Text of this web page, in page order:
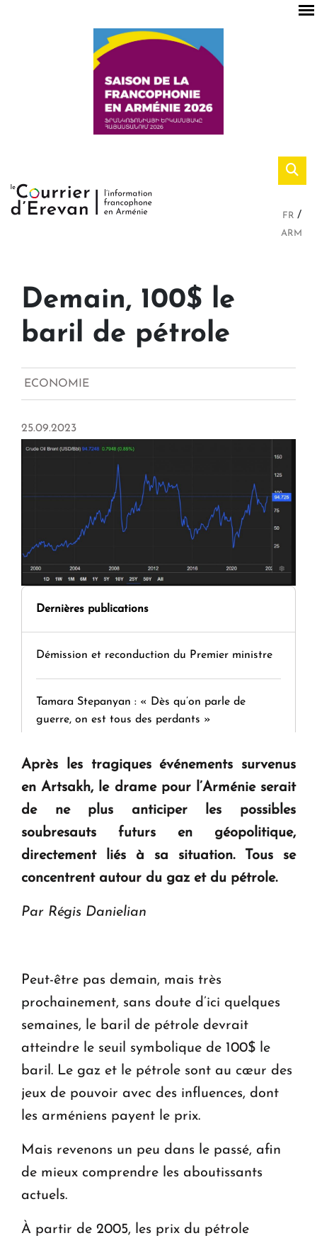
FR
ARM
Demain, 100$ le
baril de pétrole
ECONOMIE
25.09.2023
Dernières publications
Démission et reconduction du Premier ministre
Tamara Stepanyan : « Dès qu’on parle de
guerre, on est tous des perdants »
" Tant qu'il n'existe pas d'alternative concrète, la
question d'un référendum ne se pose pas. "
KASA : 30 ans d'audace, de résilience et d'avenir
en Arménie
ouvrira ses portes à Dilijan
Après les tragiques événements survenus
en Artsakh, le drame pour l’Arménie serait
de ne plus anticiper les possibles
soubresauts futurs en géopolitique,
directement liés à sa situation. Tous se
concentrent autour du gaz et du pétrole.
Par Régis Danielian
Peut-être pas demain, mais très
prochainement, sans doute d’ici quelques
semaines, le baril de pétrole devrait
atteindre le seuil symbolique de 100$ le
baril. Le gaz et le pétrole sont au cœur des
jeux de pouvoir avec des influences, dont
les arméniens payent le prix.
Mais revenons un peu dans le passé, afin
de mieux comprendre les aboutissants
actuels.
À partir de 2005, les prix du pétrole